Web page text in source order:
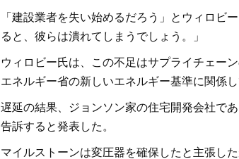
「建設業者を失い始めるだろう」とウィロビ
ると、彼らは潰れてしまうでしょう。」
ウィロビー氏は、この不足はサプライチェー
エネルギー省の新しいエネルギー基準に関係し
遅延の結果、ジョンソン家の住宅開発会社で
告訴すると発表した。
マイルストーンは変圧器を確保したと主張した